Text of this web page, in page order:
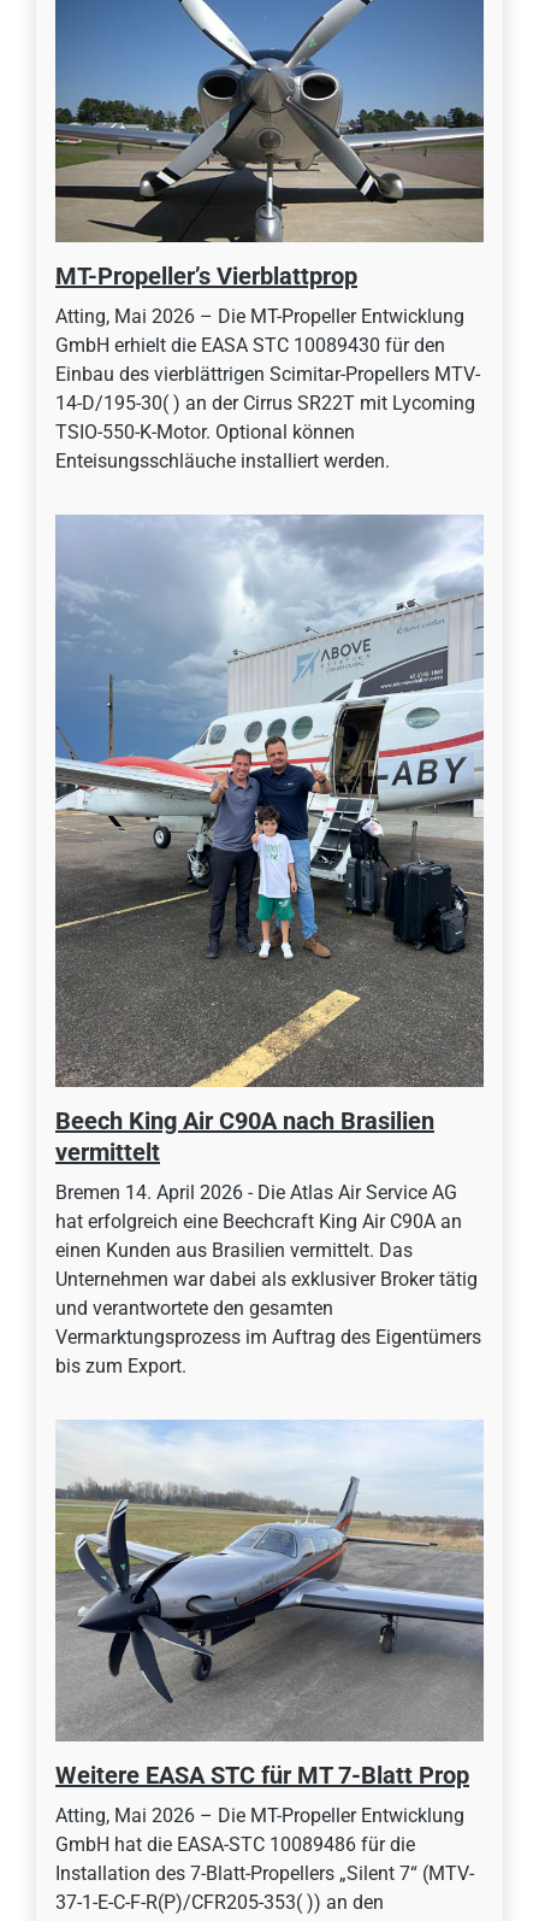
MT-Propeller’s Vierblattprop
Atting, Mai 2026 – Die MT-Propeller Entwicklung
GmbH erhielt die EASA STC 10089430 für den
Einbau des vierblättrigen Scimitar-Propellers MTV-
14-D/195-30( ) an der Cirrus SR22T mit Lycoming
TSIO-550-K-Motor. Optional können
Enteisungsschläuche installiert werden.
Beech King Air C90A nach Brasilien
vermittelt
Bremen 14. April 2026 - Die Atlas Air Service AG
hat erfolgreich eine Beechcraft King Air C90A an
einen Kunden aus Brasilien vermittelt. Das
Unternehmen war dabei als exklusiver Broker tätig
und verantwortete den gesamten
Vermarktungsprozess im Auftrag des Eigentümers
bis zum Export.
Weitere EASA STC für MT 7-Blatt Prop
Atting, Mai 2026 – Die MT-Propeller Entwicklung
GmbH hat die EASA-STC 10089486 für die
Installation des 7-Blatt-Propellers „Silent 7“ (MTV-
37-1-E-C-F-R(P)/CFR205-353( )) an den